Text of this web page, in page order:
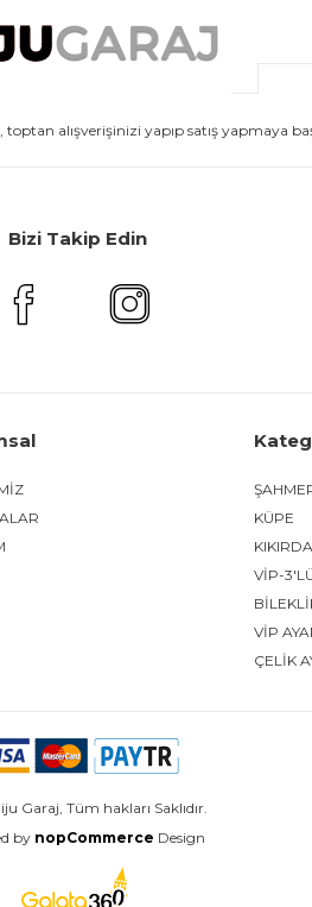
toptan alışverişinizi yapıp satış yapmaya
Bizi Takip Edin
KÜPE
VİP-
VİP
ÇELİK
Garaj, Tüm hakları Saklıdır.
by nopCommerce Design